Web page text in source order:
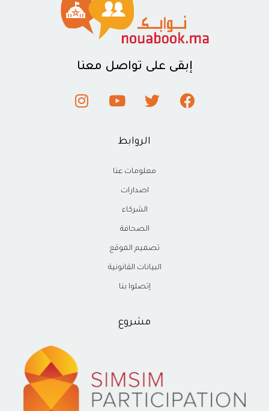
إبقى على تواصل معنا
الروابط
معلومات عنا
اصدارات
الشركاء
الصحافة
تصميم الموقع
البيانات القانونية
إتصلوا بنا
مشروع